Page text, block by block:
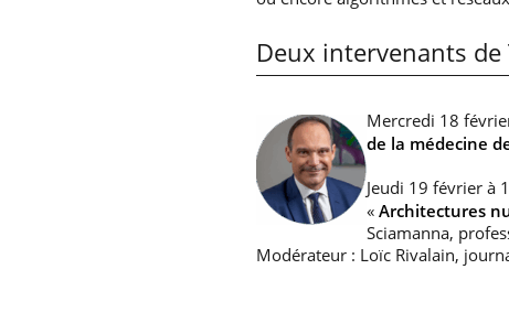
Deux intervenants
Mercredi 18
de la médecine
Jeudi 19 février à
« Architectures
Sciamanna,
Modérateur : Loïc Rivalain,